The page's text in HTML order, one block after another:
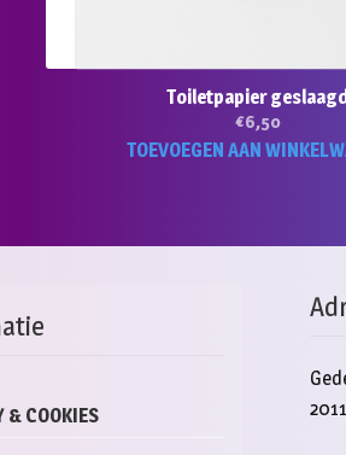
Toiletpapier
€6,50
TOEVOEGEN AAN
& COOKIES